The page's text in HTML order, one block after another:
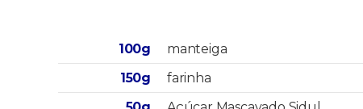
100g
manteiga
150g
farinha